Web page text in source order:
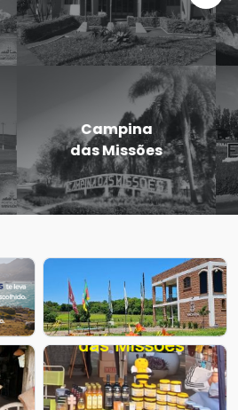
Cardoso
Eugênio de
Castro